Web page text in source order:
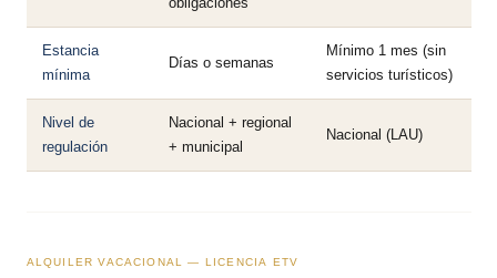
Estancia
mínima
Días o semanas
Mínimo 1 mes (sin
servicios turísticos)
Nivel de
regulación
Nacional + regional
+ municipal
Nacional (LAU)
ALQUILER VACACIONAL — LICENCIA ETV